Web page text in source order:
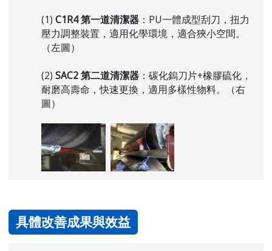
(1) C1R4 第一道清潔器 ：PU一體成型刮刀，扭力
壓力調整裝置，適用化學環境，適合狹小空間。
（左圖）
(2) SAC2 第二道清潔器 ：碳化鎢刀片+橡膠硫化，
耐磨高壽命，快速更換，適用多樣性物料。（右
圖）
具體改善成果與效益